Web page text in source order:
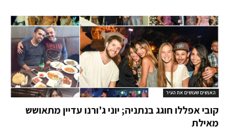
האנשים שעושים את העיר
קובי אפללו חוגג בנתניה; יוני ג'ורנו עדיין מתאושש
מאילת